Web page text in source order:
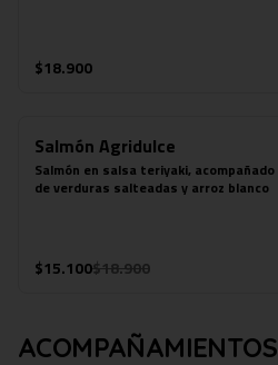
$18.900
Salmón Agridulce
Salmón en salsa teriyaki, acompañado
de verduras salteadas y arroz blanco
$15.100$18.900
ACOMPAÑAMIENTOS